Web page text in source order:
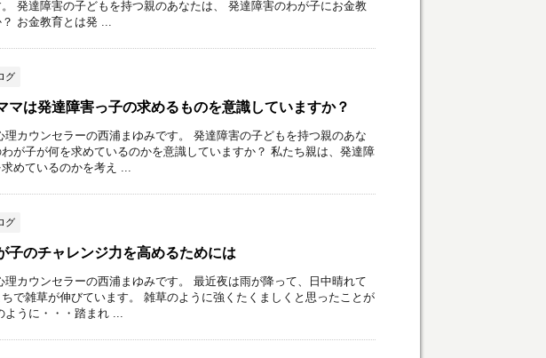
発達障害の子どもを持つ親のあなたは、 発達障害のわが子にお金教
お金教育とは発 ...
グ
マは発達障害っ子の求めるものを意識していますか？
理カウンセラーの西浦まゆみです。 発達障害の子どもを持つ親のあな
が子が何を求めているのかを意識していますか？ 私たち親は、発達障
めているのかを考え ...
グ
子のチャレンジ力を高めるためには
理カウンセラーの西浦まゆみです。 最近夜は雨が降って、日中晴れて
で雑草が伸びています。 雑草のように強くたくましくと思ったことが
ように・・・踏まれ ...